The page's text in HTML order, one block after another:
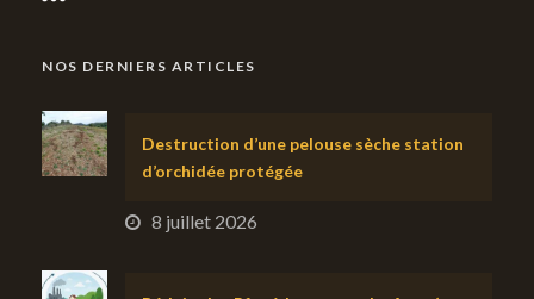
NOS DERNIERS ARTICLES
Destruction d’une pelouse sèche station
d’orchidée protégée
8 juillet 2026